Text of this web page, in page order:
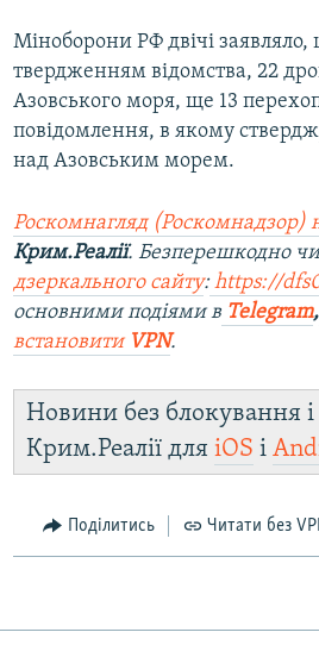
Міноборони РФ двічі
твердженням відомства, 22
Азовського моря, ще 13
повідомлення, в якому
над Азовським морем.
Роскомнагляд (Роскомнадзор)
Крим.Реалії. Безперешкодно
дзеркального сайту: https://
основними подіями в Telegram,
встановити VPN.
Новини без блокування
Крим.Реалії дляiOS і
Поділитись Читати без